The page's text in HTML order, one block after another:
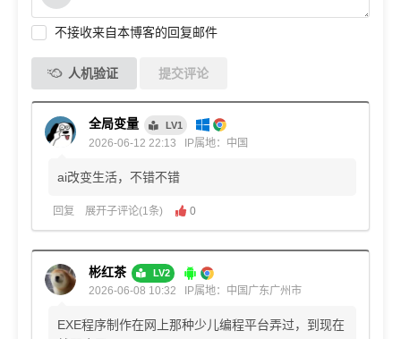
不接收来自本博客的回复邮件
人机验证 提交评论
全局变量 LV1
2026-06-12 22:13 IP属地：中国
ai改变生活，不错不错
回复 展开子评论(1条) 0
彬红茶 LV2
2026-06-08 10:32 IP属地：中国广东广州市
EXE程序制作在网上那种少儿编程平台弄过，到现在